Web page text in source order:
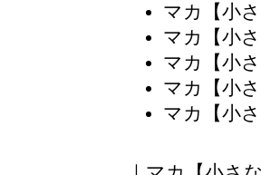
マカ【小
マカ【小
マカ【小
マカ【小
マカ【小